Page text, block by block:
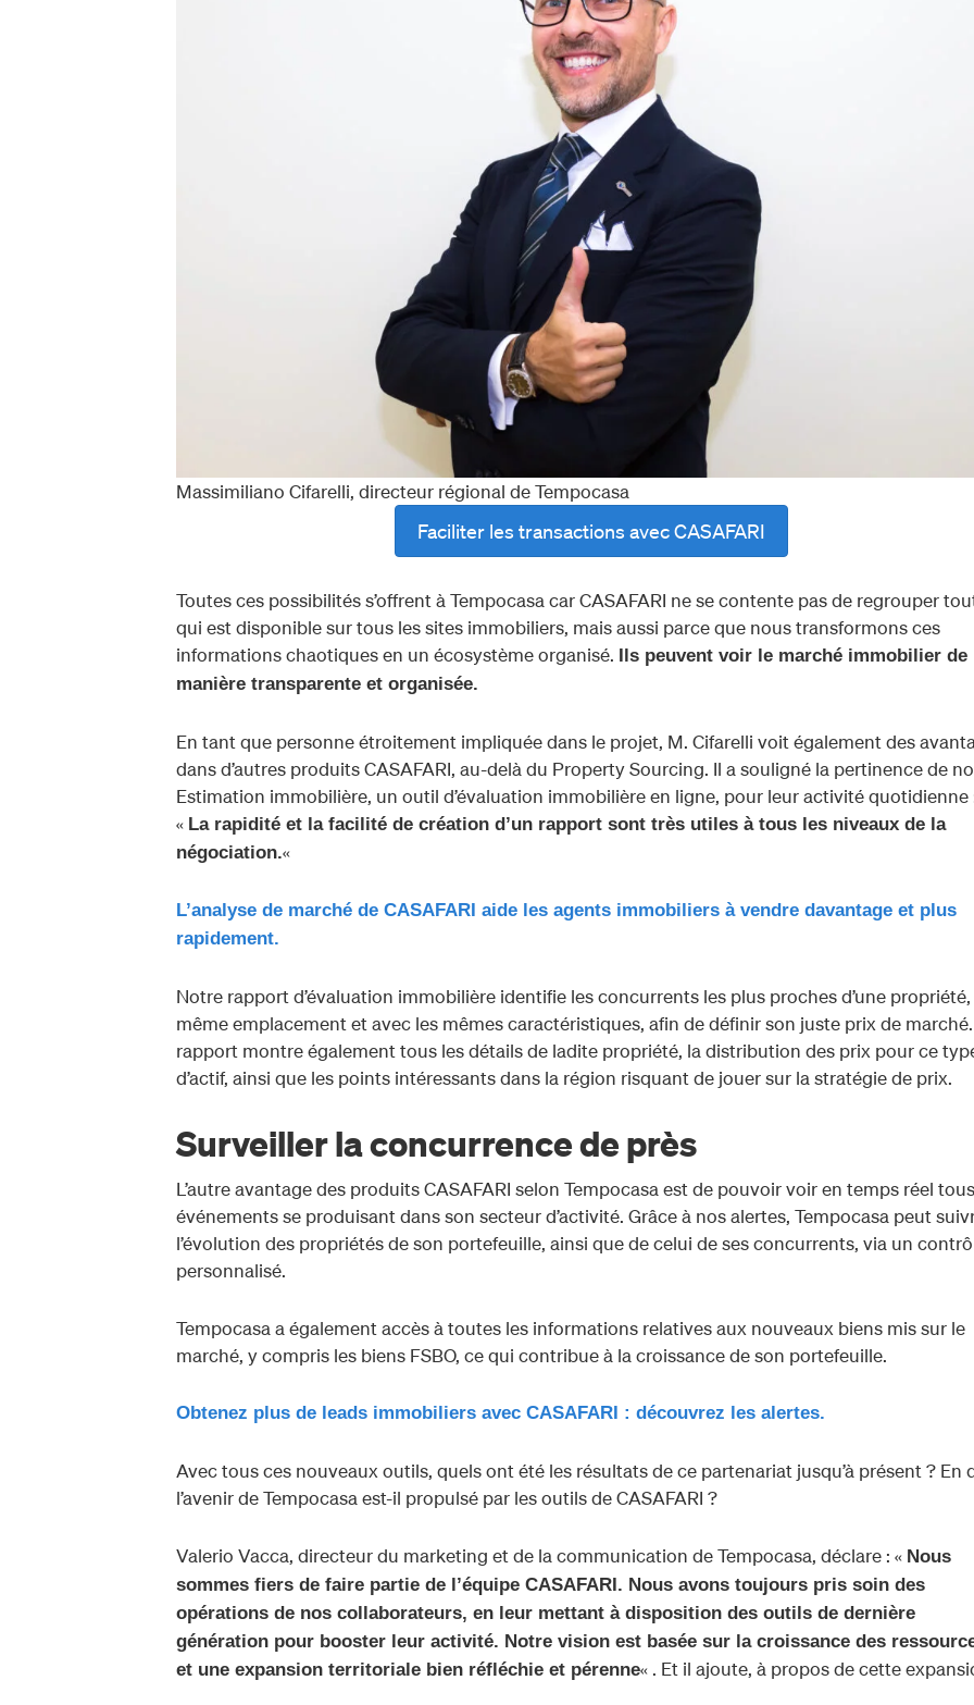
Massimiliano Cifarelli, directeur régional de Tempocasa
Faciliter les transactions avec CASAFARI
Toutes ces possibilités s’offrent à Tempocasa car CASAFARI ne se contente pas de regrouper
qui est disponible sur tous les sites immobiliers, mais aussi parce que nous transformons ces
informations chaotiques en un écosystème organisé.
Ils peuvent voir le marché immobilier de
manière transparente et organisée.
En tant que personne étroitement impliquée dans le projet, M. Cifarelli voit également des
dans d’autres produits CASAFARI, au-delà du Property Sourcing. Il a souligné la pertinence de
Estimation immobilière, un outil d’évaluation immobilière en ligne, pour leur activité quotidienne
« La rapidité et la facilité de création d’un rapport sont très utiles à tous les niveaux de la
négociation.«
L’analyse de marché de CASAFARI aide les agentsimmobiliers à vendre davantage et plus
rapidement.
Notre rapport d’évaluation immobilière identifie les concurrents les plus proches d’une propriété,
même emplacement et avec les mêmes caractéristiques, afin de définir son juste prix de
rapport montre également tous les détails de ladite propriété, la distribution des prix pour ce
d’actif, ainsi que les points intéressants dans la région risquant de jouer sur la stratégie de prix.
Surveiller la concurrence de près
L’autre avantage des produits CASAFARI selon Tempocasa est de pouvoir voir en temps réel
événements se produisant dans son secteur d’activité. Grâce à nos alertes, Tempocasa peut
l’évolution des propriétés de son portefeuille, ainsi que de celui de ses concurrents, via un
personnalisé.
Tempocasa a également accès à toutes les informations relatives aux nouveaux biens mis sur le
marché, y compris les biens FSBO, ce qui contribue à la croissance de son portefeuille.
Obtenez plus de leads immobiliers avec CASAFARI : découvrez les alertes.
Avec tous ces nouveaux outils, quels ont été les résultats de ce partenariat jusqu’à présent ? En
l’avenir de Tempocasa est-il propulsé par les outils de CASAFARI ?
Valerio Vacca, directeur du marketing et de la communication de Tempocasa, déclare : « Nous
sommes fiers de faire partie de l’équipe CASAFARI. Nous avons toujours pris soin des
opérations de nos collaborateurs, en leur mettant à disposition des outils de dernière
génération pour booster leur activité. Notre vision est basée sur la croissance des
et une expansion territoriale bien réfléchie et pérenne« . Et il ajoute, à propos de cette